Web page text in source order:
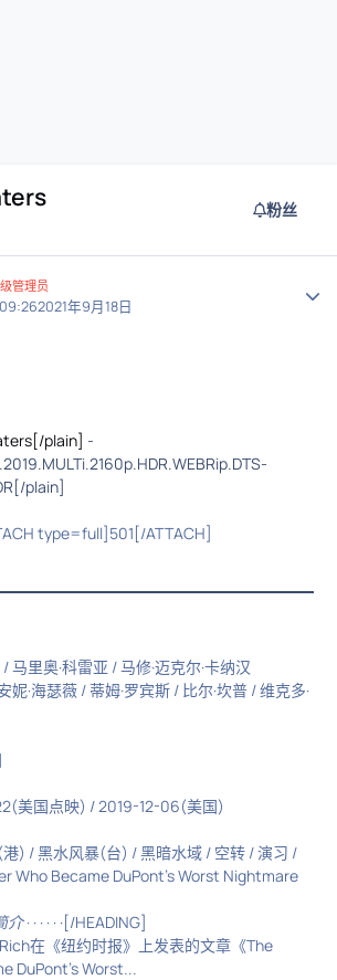
粉丝
管理员
2021年9月18日
plain] -
plain]
type=full]501[/ATTACH]
马里奥·科雷亚 / 马修·迈克尔·卡纳汉
妮·海瑟薇 / 蒂姆·罗宾斯 / 比尔·坎普 / 维克多·
美国点映) / 2019-12-06(美国)
) / 黑水风暴(台) / 黑暗水域 / 空转 / 演习 /
Who Became DuPont's Worst Nightmare
介· · · · · ·[/HEADING]
在《纽约时报》上发表的文章《The
DuPont’s Worst...